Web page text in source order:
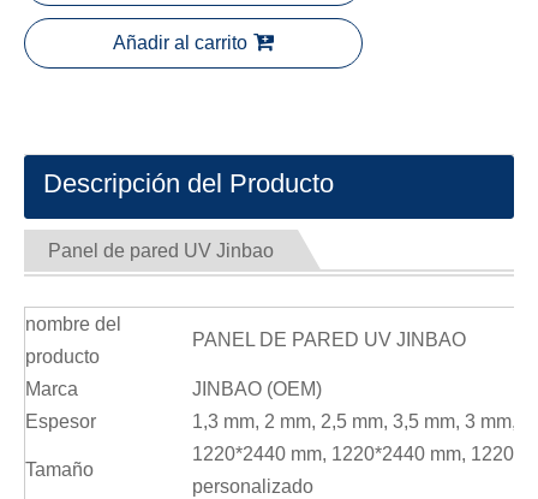
Añadir al carrito
Descripción del Producto
Panel de pared UV Jinbao
nombre del
producto
PANEL DE PARED UV JINBAO
Marca
JINBAO (OEM)
Espesor
1,3 mm, 2 mm, 2,5 mm, 3,5 mm, 3 mm,
Tamaño
1220*2440 mm, 1220*2440 mm,
personalizado